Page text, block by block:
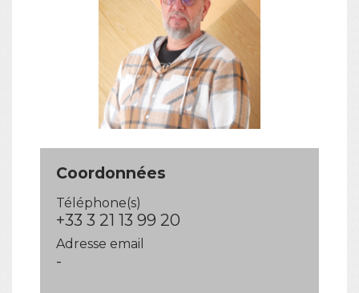
Coordonnées
Téléphone(s)
+33 3 21 13 99 20
Adresse email
-